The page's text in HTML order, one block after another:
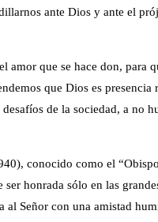
ante Dios y ante el
amor que se hace don, para
que Dios es
de la sociedad, a no
conocido como el
honrada sólo en las
Señor con una amistad